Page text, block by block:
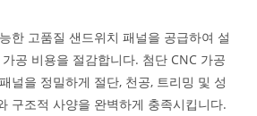
한 고품질 샌드위치 패널을 공급하여 설
공 비용을 절감합니다. 첨단 CNC 가공
널을 정밀하게 절단, 천공, 트리밍 및 성
구조적 사양을 완벽하게 충족시킵니다.